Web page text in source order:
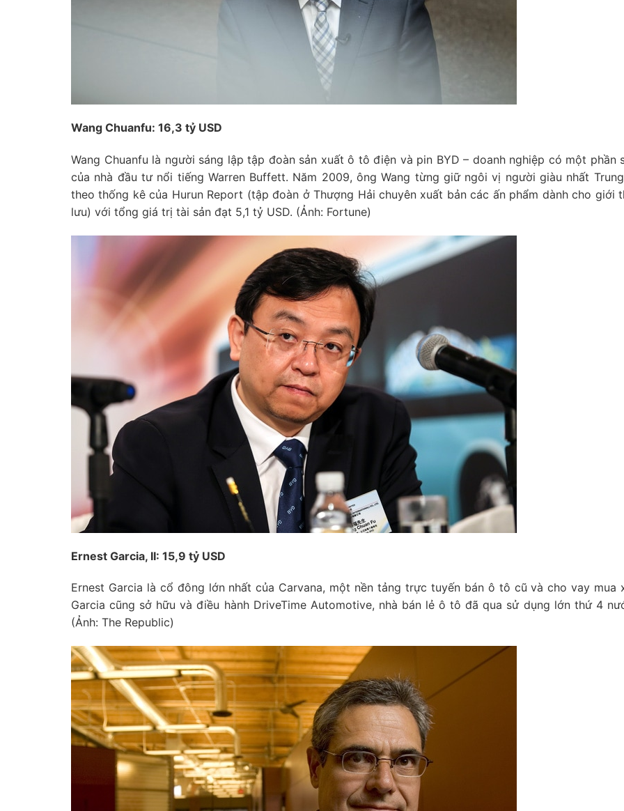
Wang Chuanfu: 16,3 tỷ USD
Wang Chuanfu là người sáng lập tập đoàn sản xuất ô tô điện và pin BYD – doanh nghiệp có một phần
của nhà đầu tư nổi tiếng Warren Buffett. Năm 2009, ông Wang từng giữ ngôi vị người giàu nhất
theo thống kê của Hurun Report (tập đoàn ở Thượng Hải chuyên xuất bản các ấn phẩm dành cho giới
lưu) với tổng giá trị tài sản đạt 5,1 tỷ USD. (Ảnh: Fortune)
Ernest Garcia, II: 15,9 tỷ USD
Ernest Garcia là cổ đông lớn nhất của Carvana, một nền tảng trực tuyến bán ô tô cũ và cho vay mua
Garcia cũng sở hữu và điều hành DriveTime Automotive, nhà bán lẻ ô tô đã qua sử dụng lớn thứ 4
(Ảnh: The Republic)